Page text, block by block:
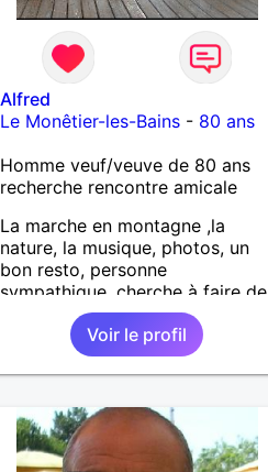
Alfred
Le Monêtier-les-Bains - 80 ans
Homme veuf/veuve de 80 ans
recherche rencontre amicale
La marche en montagne ,la
nature, la musique, photos, un
bon resto, personne
sympathique, cherche à faire de
nouvelles connaissances .
Voir le profil